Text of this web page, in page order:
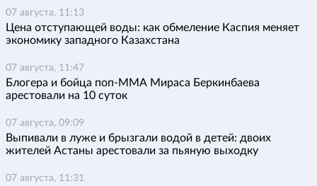
07 августа, 11:13
Цена отступающей воды: как обмеление Каспия меняет
экономику западного Казахстана
07 августа, 11:47
Блогера и бойца поп-ММА Мираса Беркинбаева
арестовали на 10 суток
07 августа, 09:09
Выпивали в луже и брызгали водой в детей: двоих
жителей Астаны арестовали за пьяную выходку
07 августа, 11:31